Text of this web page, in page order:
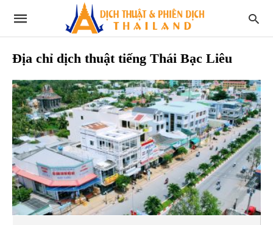
Địa chỉ dịch thuật tiếng Thái Bạc Liêu